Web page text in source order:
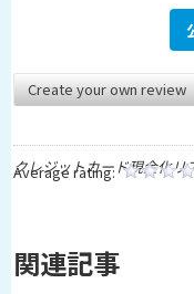
Create your own review
クレジットカード現金化リ
Average rating:
関連記事